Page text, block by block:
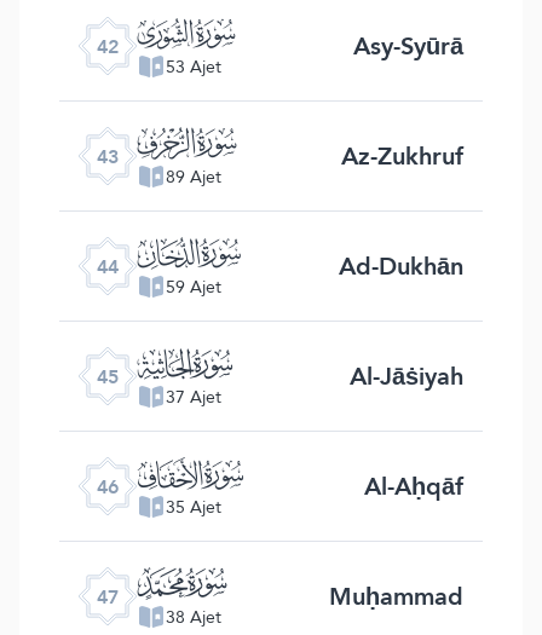
42 ﯗ
53 Ajet Asy-Syūrā
43 ﯘ
89 Ajet Az-Zukhruf
44 ﯙ
59 Ajet Ad-Dukhān
45 ﯚ
37 Ajet Al-Jāṡiyah
46 ﯛ
35 Ajet Al-Aḥqāf
47 ﯜ
38 Ajet Muḥammad